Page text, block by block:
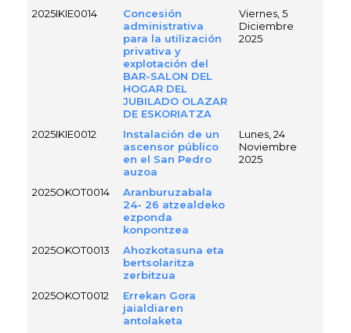
2025IKIE0014
Concesión
administrativa
para la utilización
privativa y
explotación del
BAR-SALON DEL
HOGAR DEL
JUBILADO OLAZAR
DE ESKORIATZA
Viernes, 5
Diciembre
2025
2025IKIE0012
Instalación de un
ascensor público
en el San Pedro
auzoa
Lunes, 24
Noviembre
2025
2025OKOT0014
Aranburuzabala
24- 26 atzealdeko
ezponda
konpontzea
2025OKOT0013
Ahozkotasuna eta
bertsolaritza
zerbitzua
2025OKOT0012
Errekan Gora
jaialdiaren
antolaketa